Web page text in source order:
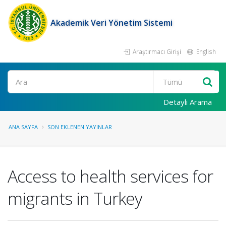
Akademik Veri Yönetim Sistemi
Araştırmacı Girişi English
Ara
Detaylı Arama
ANA SAYFA SON EKLENEN YAYINLAR
Access to health services for
migrants in Turkey